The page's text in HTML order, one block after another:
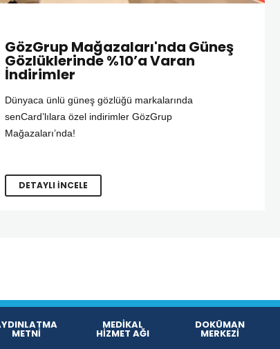
GözGrup Mağazaları'nda Güneş
Gözlüklerinde %10’a Varan
İndirimler
Dünyaca ünlü güneş gözlüğü markalarında
senCard’lılara özel indirimler GözGrup
Mağazaları’nda!
DETAYLI İNCELE
METNİ
MEDİKAL
HİZMET AĞI
DOKÜMAN
MERKEZİ